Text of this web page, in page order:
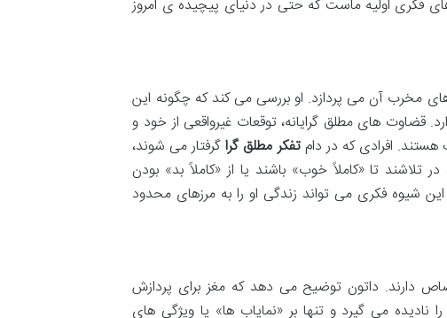
فکری اولیه ماست که حتی در دنیای پیچیده ی امروز
مخرب آن می پردازد. او بررسی می کند که چگونه این
قضاوت های مطلق گرایانه، توقعات غیرواقعی از خود و
هستند. افرادی که در دامتفکر مطلق گراگرفتار می شوند،
تا «کاملاً خوب» باشند یا از «کاملاً بد» بودن
شیوه فکری می تواند زندگی او را به مرزهای محدود
دارند. داتون توضیح می دهد که مغز برای پردازش
نادیده می گیرد و تنها بر «نمایاب ها» یا ویژگی های